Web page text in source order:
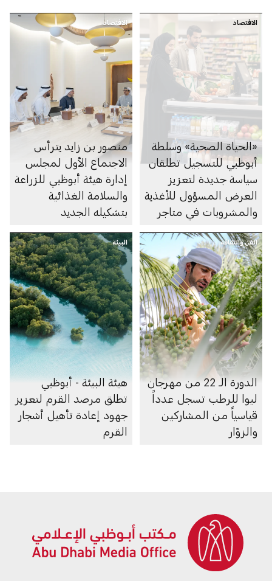
الاقتصاد
«الحياة الصحية» وسلطة
أبوظبي للتسجيل تطلقان
سياسة جديدة لتعزيز
العرض المسؤول للأغذية
والمشروبات في متاجر
الإلكترونية
الاقتصاد
منصور بن زايد يترأس
الاجتماع الأول لمجلس
إدارة هيئة أبوظبي للزراعة
والسلامة الغذائية
بتشكيله الجديد
الفن والثقافة
الدورة الـ 22 من مهرجان
ليوا للرطب تسجل عدداً
قياسياً من المشاركين
والزوّار
البيئة
هيئة البيئة - أبوظبي
تطلق مرصد القرم لتعزيز
جهود إعادة تأهيل أشجار
القرم